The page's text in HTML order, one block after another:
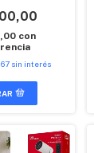
con
sin interés